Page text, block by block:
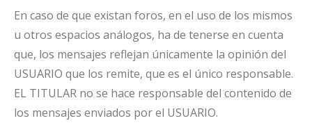
En caso de que existan foros, en el uso de los mismos
u otros espacios análogos, ha de tenerse en cuenta
que, los mensajes reflejan únicamente la opinión del
USUARIO que los remite, que es el único responsable.
EL TITULAR no se hace responsable del contenido de
los mensajes enviados por el USUARIO.